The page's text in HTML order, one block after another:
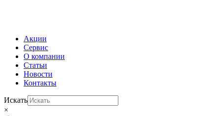
Акции
Сервис
О компании
Статьи
Новости
Контакты
Искать
×